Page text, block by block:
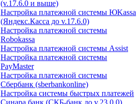
(v.17.6.0 и выше)
Настройка платежной системы ЮKassa
(Яндекс.Касса до v.17.6.0)
Настройка платежной системы
Robokassa
Настройка платежной системы Assist
Настройка платежной системы
PayMaster
Настройка платежной системы
Сбербанк (sberbankonline)
Настройка системы быстрых платежей
Синара банк (СКБ-банк до v.23.0.0)